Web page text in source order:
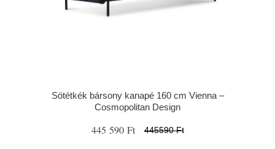
Sötétkék bársony kanapé 160 cm Vienna –
Cosmopolitan Design
445 590 Ft 445590 Ft